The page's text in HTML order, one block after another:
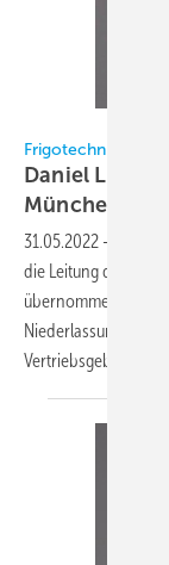
Frigotechnik
Daniel Lang
München
31.05.2022 -
die Leitung der
übernommen. Er
Niederlassung und
Vertriebsgebiet